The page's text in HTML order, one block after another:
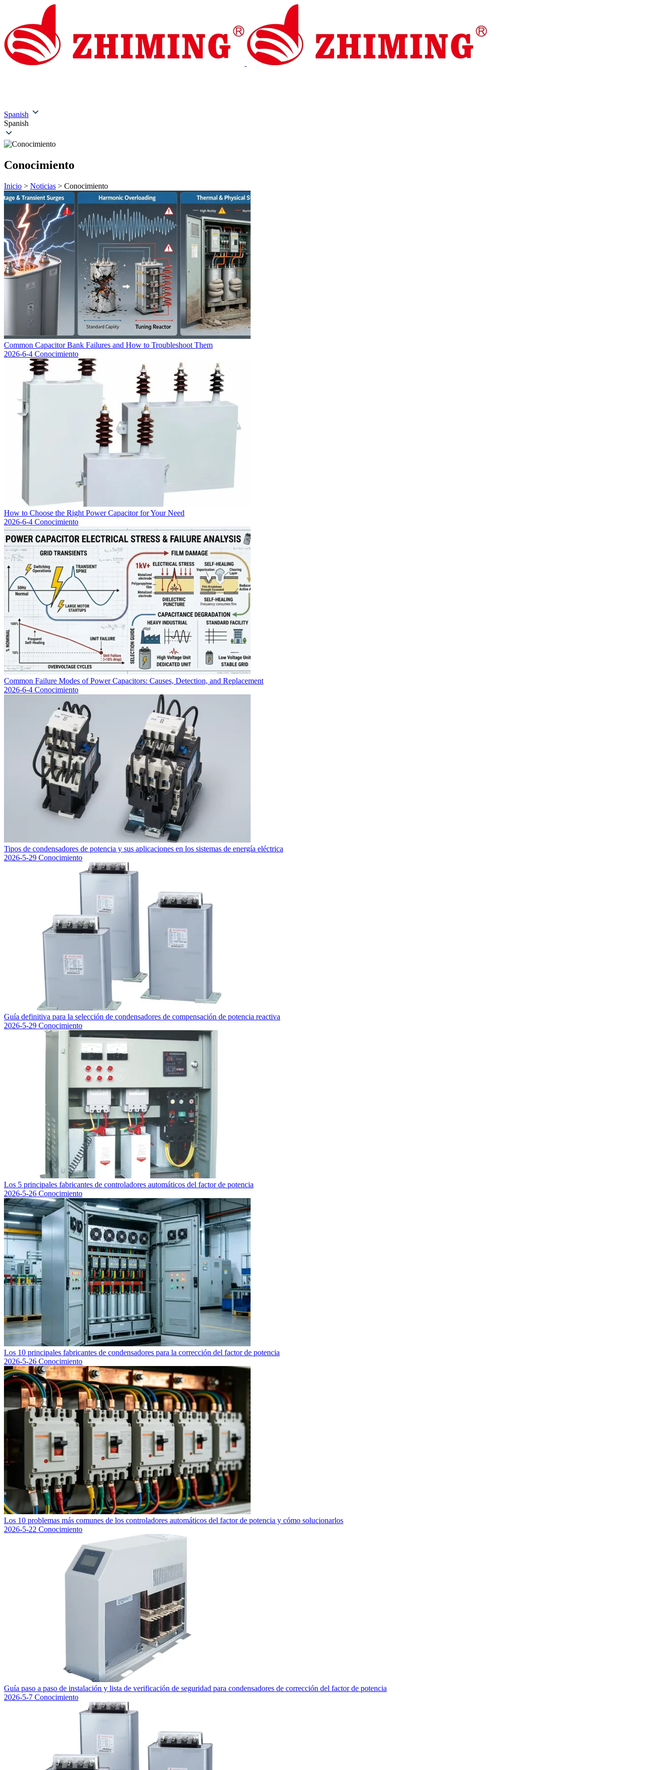
Spanish
Spanish
Conocimiento
Inicio > Noticias > Conocimiento
Common Capacitor Bank Failures and How to Troubleshoot Them
2026-6-4 Conocimiento
How to Choose the Right Power Capacitor for Your Need
2026-6-4 Conocimiento
Common Failure Modes of Power Capacitors: Causes, Detection, and Replacement
2026-6-4 Conocimiento
Tipos de condensadores de potencia y sus aplicaciones en los sistemas de energía eléctrica
2026-5-29 Conocimiento
Guía definitiva para la selección de condensadores de compensación de potencia reactiva
2026-5-29 Conocimiento
Los 5 principales fabricantes de controladores automáticos del factor de potencia
2026-5-26 Conocimiento
Los 10 principales fabricantes de condensadores para la corrección del factor de potencia
2026-5-26 Conocimiento
Los 10 problemas más comunes de los controladores automáticos del factor de potencia y cómo solucionarlos
2026-5-22 Conocimiento
Guía paso a paso de instalación y lista de verificación de seguridad para condensadores de corrección del factor de potencia
2026-5-7 Conocimiento